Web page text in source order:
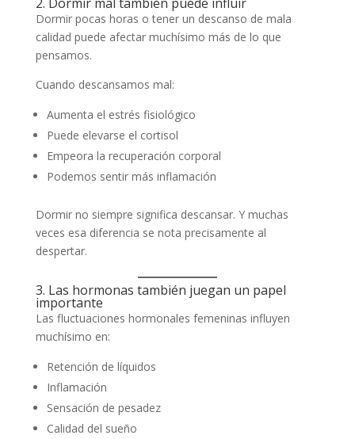
Dormir pocas horas o tener un descanso de mala
calidad puede afectar muchísimo más de lo que
pensamos.
Cuando descansamos mal:
Aumenta el estrés fisiológico
Puede elevarse el cortisol
Empeora la recuperación corporal
Podemos sentir más inflamación
Dormir no siempre significa descansar. Y muchas
veces esa diferencia se nota precisamente al
despertar.
3. Las hormonas también juegan un papel
importante
Las fluctuaciones hormonales femeninas influyen
muchísimo en:
Retención de líquidos
Inflamación
Sensación de pesadez
Calidad del sueño